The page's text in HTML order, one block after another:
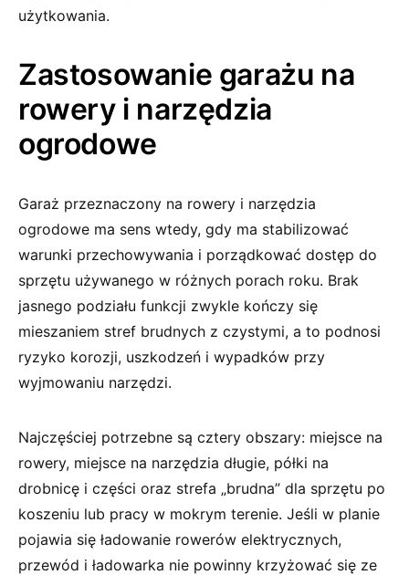
użytkowania.
Zastosowanie garażu na
rowery i narzędzia
ogrodowe
Garaż przeznaczony na rowery i narzędzia
ogrodowe ma sens wtedy, gdy ma stabilizować
warunki przechowywania i porządkować dostęp do
sprzętu używanego w różnych porach roku. Brak
jasnego podziału funkcji zwykle kończy się
mieszaniem stref brudnych z czystymi, a to podnosi
ryzyko korozji, uszkodzeń i wypadków przy
wyjmowaniu narzędzi.
Najczęściej potrzebne są cztery obszary: miejsce na
rowery, miejsce na narzędzia długie, półki na
drobnicę i części oraz strefa „brudna” dla sprzętu po
koszeniu lub pracy w mokrym terenie. Jeśli w planie
pojawia się ładowanie rowerów elektrycznych,
przewód i ładowarka nie powinny krzyżować się ze